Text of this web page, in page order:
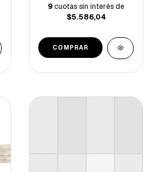
9cuotas sin interés de
$5.586,04